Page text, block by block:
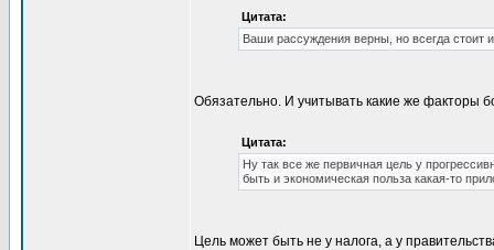
Цитата:
Ваши рассуждения верны, но всегда стоит
Обязательно. И учитывать какие же факторы
Цитата:
Ну так все же первичная цель у
быть и экономическая польза какая-то
Цель может быть не у налога, а у